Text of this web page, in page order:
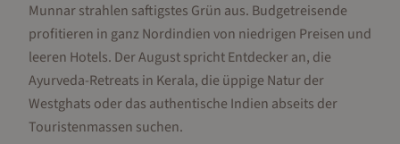
Munnar strahlen saftigstes Grün aus. Budgetreisende
profitieren in ganz Nordindien von niedrigen Preisen und
leeren Hotels. Der August spricht Entdecker an, die
Ayurveda-Retreats in Kerala, die üppige Natur der
Westghats oder das authentische Indien abseits der
Touristenmassen suchen.